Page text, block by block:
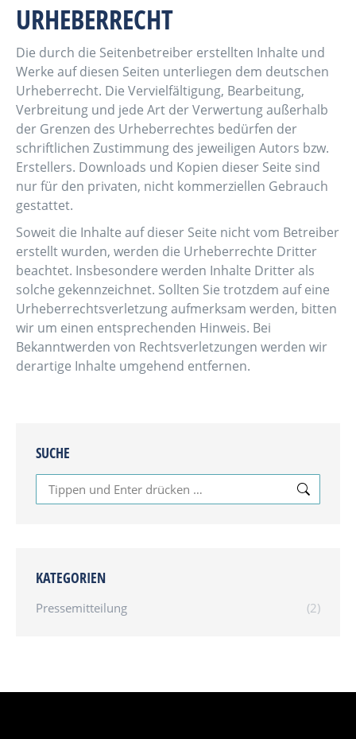
URHEBERRECHT
Die durch die Seitenbetreiber erstellten Inhalte und
Werke auf diesen Seiten unterliegen dem deutschen
Urheberrecht. Die Vervielfältigung, Bearbeitung,
Verbreitung und jede Art der Verwertung außerhalb
der Grenzen des Urheberrechtes bedürfen der
schriftlichen Zustimmung des jeweiligen Autors bzw.
Erstellers. Downloads und Kopien dieser Seite sind
nur für den privaten, nicht kommerziellen Gebrauch
gestattet.
Soweit die Inhalte auf dieser Seite nicht vom Betreiber
erstellt wurden, werden die Urheberrechte Dritter
beachtet. Insbesondere werden Inhalte Dritter als
solche gekennzeichnet. Sollten Sie trotzdem auf eine
Urheberrechtsverletzung aufmerksam werden, bitten
wir um einen entsprechenden Hinweis. Bei
Bekanntwerden von Rechtsverletzungen werden wir
derartige Inhalte umgehend entfernen.
SUCHE
Search:
KATEGORIEN
Pressemitteilung (2)